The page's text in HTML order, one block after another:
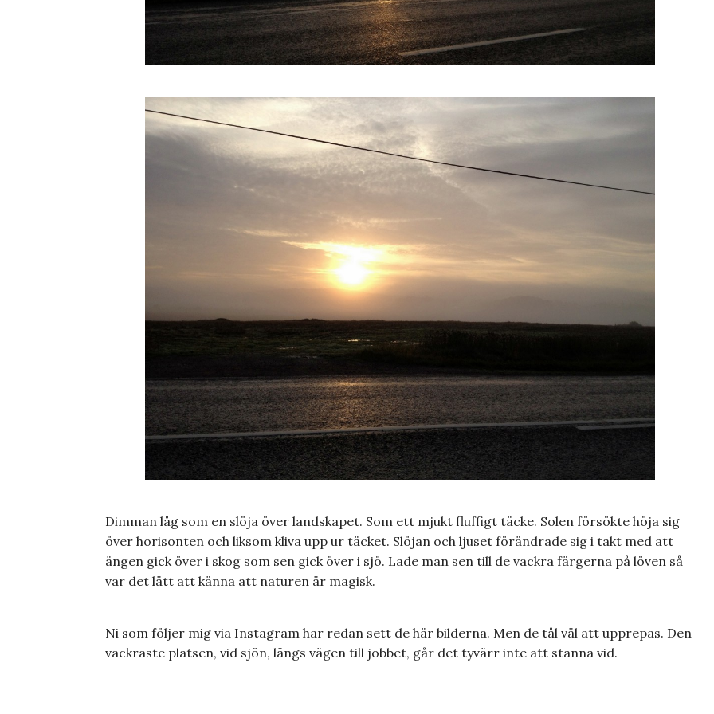
Dimman låg som en slöja över landskapet. Som ett mjukt fluffigt täcke. Solen försökte höja sig
över horisonten och liksom kliva upp ur täcket. Slöjan och ljuset förändrade sig i takt med att
ängen gick över i skog som sen gick över i sjö. Lade man sen till de vackra färgerna på löven så
var det lätt att känna att naturen är magisk.
Ni som följer mig via Instagram har redan sett de här bilderna. Men de tål väl att upprepas. Den
vackraste platsen, vid sjön, längs vägen till jobbet, går det tyvärr inte att stanna vid.